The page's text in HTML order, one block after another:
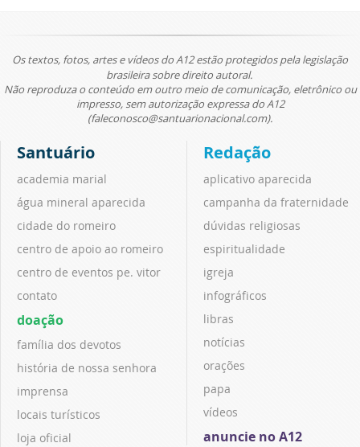
Os textos, fotos, artes e vídeos do A12 estão protegidos pela legislação
brasileira sobre direito autoral.
Não reproduza o conteúdo em outro meio de comunicação, eletrônico ou
impresso, sem autorização expressa do A12
(faleconosco@santuarionacional.com).
Santuário
academia marial
água mineral aparecida
cidade do romeiro
centro de apoio ao romeiro
centro de eventos pe. vitor
contato
doação
família dos devotos
história de nossa senhora
imprensa
locais turísticos
loja oficial
Redação
aplicativo aparecida
campanha da fraternidade
dúvidas religiosas
espiritualidade
igreja
infográficos
libras
notícias
orações
papa
vídeos
anuncie no A12